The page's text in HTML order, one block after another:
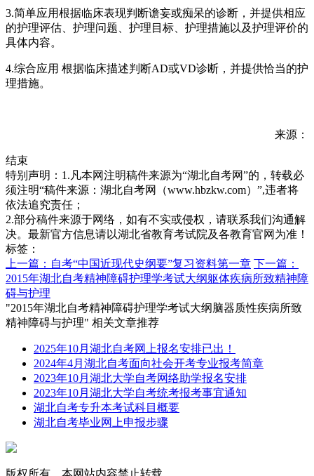
3.简单应用根据临床表现判断谵妄或痴呆的诊断，并提供相应
的护理评估、护理问题、护理目标、护理措施以及护理评价的
具体内容。
4.综合应用 根据临床描述判断AD或VD诊断，并提供恰当的护
理措施。
来源：
结束
特别声明：1.凡本网注明稿件来源为“湖北自考网”的，转载必
须注明“稿件来源：湖北自考网（www.hbzkw.com）”,违者将
依法追究责任；
2.部分稿件来源于网络，如有不实或侵权，请联系我们沟通解
决。最新官方信息请以湖北省教育考试院及各教育官网为准！
标签：
上一篇：自考“中国近现代史纲要”复习资料第一章 下一篇：
2015年湖北自考精神障碍护理学考试大纲躯体疾病所致精神障
碍与护理
"2015年湖北自考精神障碍护理学考试大纲脑器质性疾病所致
精神障碍与护理" 相关文章推荐
2025年10月湖北自考网上报名安排已出！
2024年4月湖北自考面向社会开考专业报考简章
2023年10月湖北大学自考网络助学报名安排
2023年10月湖北大学自考统考报考事宜通知
湖北自考专升本考试科目概要
湖北自考毕业网上申报步骤
版权所有，本网站内容禁止转载